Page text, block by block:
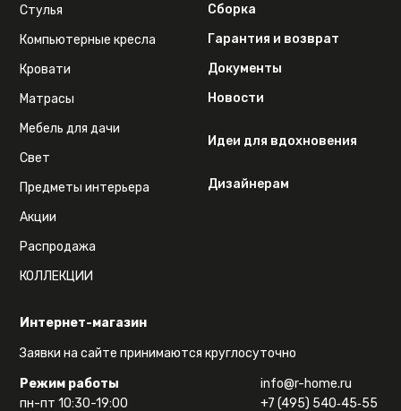
Интернет-магазин
Заявки на сайте принимаются круглосуточно
Режим работы
пн-пт 10:30-19:00
info@r-home.ru
+7 (495) 540‑45‑55
Стулья
Компьютерные кресла
Кровати
Матрасы
Мебель для дачи
Свет
Предметы интерьера
Акции
Распродажа
КОЛЛЕКЦИИ
Сборка
Гарантия и возврат
Документы
Новости
Идеи для вдохновения
Дизайнерам